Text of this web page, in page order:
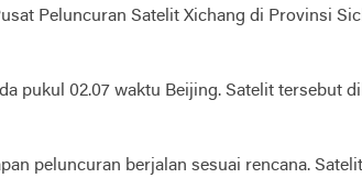
Peluncuran Satelit Xichang di Provinsi
pukul 02.07 waktu Beijing. Satelit tersebut
peluncuran berjalan sesuai rencana.